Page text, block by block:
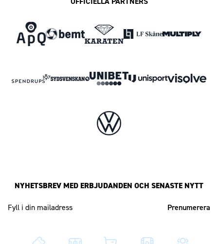
NYHETSBREV MED ERBJUDANDEN OCH SENASTE NYTT